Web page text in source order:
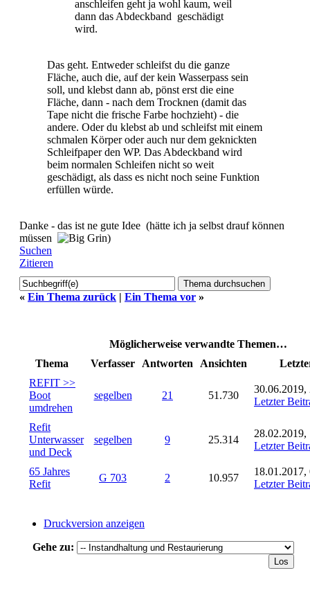
anschleifen geht ja wohl kaum, weil
dann das Abdeckband geschädigt
wird.
Das geht. Entweder schleifst du die ganze
Fläche, auch die, auf der kein Wasserpass sein
soll, und klebst dann ab, pönst erst die eine
Fläche, dann - nach dem Trocknen (damit das
Tape nicht die frische Farbe hochzieht) - die
andere. Oder du klebst ab und schleifst mit einem
schmalen Körper oder auch nur dem geknickten
Schleifpaper den WP. Das Abdeckband wird
beim normalen Schleifen nicht so weit
geschädigt, als dass es nicht noch seine Funktion
erfüllen würde.
Danke - das ist ne gute Idee (hätte ich ja selbst drauf können
müssen
)
Suchen
Zitieren
« Ein Thema zurück Ein Thema vor »
Möglicherweise verwandte Themen…
Thema
Verfasser Antworten Ansichten
REFIT >>
Boot
umdrehen
segelben 21 51.730
30.06.2019,
Letzter
Refit
Unterwasser
und Deck
segelben 9 25.314
28.02.2019,
Letzter
65 Jahres
Refit
G 703 2 10.957
18.01.2017,
Letzter
Druckversion anzeigen
Gehe zu: